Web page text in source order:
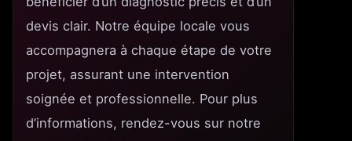
devis clair. Notre équipe locale vous
accompagnera à chaque étape de votre
projet, assurant une intervention
soignée et professionnelle. Pour plus
d’informations, rendez-vous sur notre